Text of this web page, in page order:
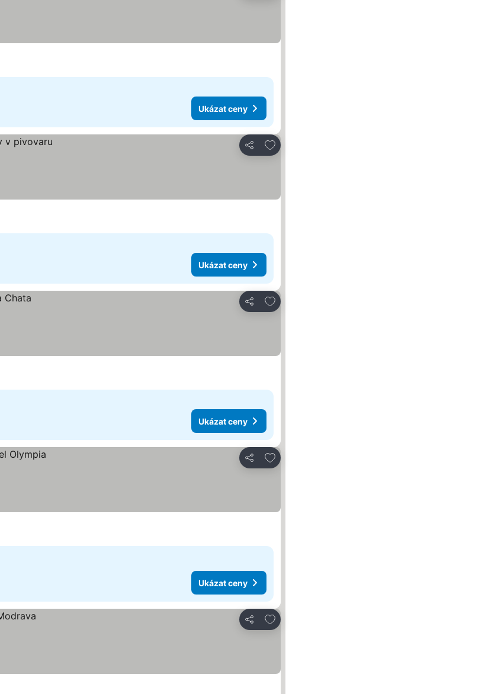
Ukázat ceny
Sdílet
Přidat na seznam oblíbených hotelů
Ukázat ceny
Sdílet
Přidat na seznam oblíbených hotelů
Ukázat ceny
Sdílet
Přidat na seznam oblíbených hotelů
Ukázat ceny
Sdílet
Přidat na seznam oblíbených hotelů